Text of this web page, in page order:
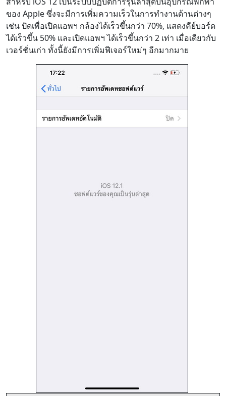
ของ Apple ซึ่งจะมีการเพิ่มความเร็วในการทำงานด้านต่างๆ
เช่น ปัดเพื่อเปิดแอพฯ กล้องได้เร็วขึ้นกว่า 70%, แสดงคีย์บอร์ด
ได้เร็วขึ้น 50% และเปิดแอพฯ ได้เร็วขึ้นกว่า 2 เท่า เมื่อเดียวกับ
เวอร์ชั่นเก่า ทั้งนี้ยังมีการเพิ่มฟีเจอร์ใหม่ๆ อีกมากมาย